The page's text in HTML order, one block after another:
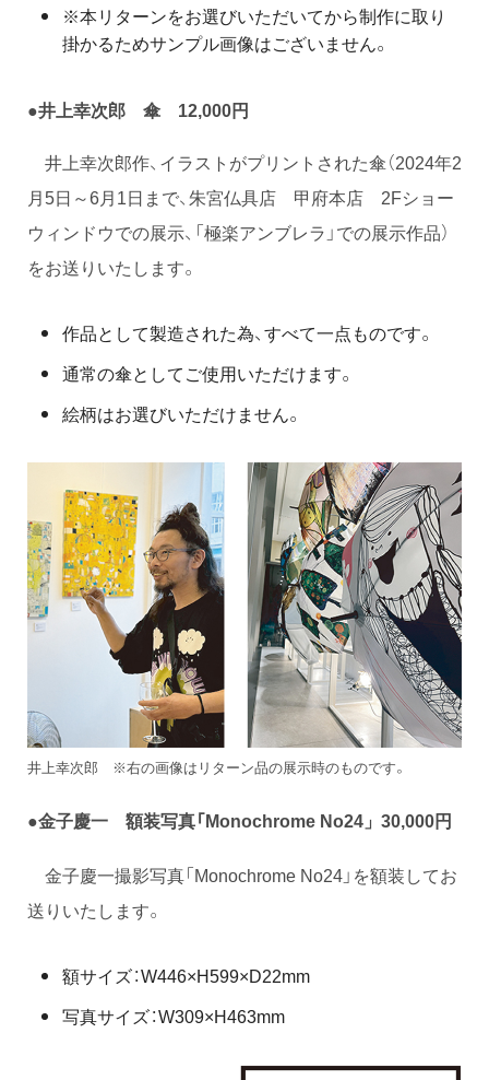
※本リターンをお選びいただいてから制作に取り
掛かるためサンプル画像はございません。
●井上幸次郎 傘 12,000円
井上幸次郎作、イラストがプリントされた傘（2024年2
月5日～6月1日まで、朱宮仏具店 甲府本店 2Fショー
ウィンドウでの展示、「極楽アンブレラ」での展示作品）
をお送りいたします。
作品として製造された為、すべて一点ものです。
通常の傘としてご使用いただけます。
絵柄はお選びいただけません。
井上幸次郎 ※右の画像はリターン品の展示時のものです。
●金子慶一 額装写真「Monochrome No24 」30,000円
金子慶一撮影写真「Monochrome No24」を額装してお
送りいたします。
額サイズ：W446×H599×D22mm
写真サイズ：W309×H463mm